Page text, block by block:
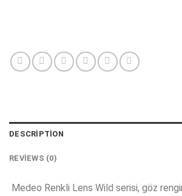
DESCRIPTION
REVIEWS (0)
Medeo Renkli Lens Wild serisi, göz